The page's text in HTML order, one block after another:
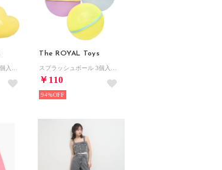
The ROYAL Toys
￥110
94%